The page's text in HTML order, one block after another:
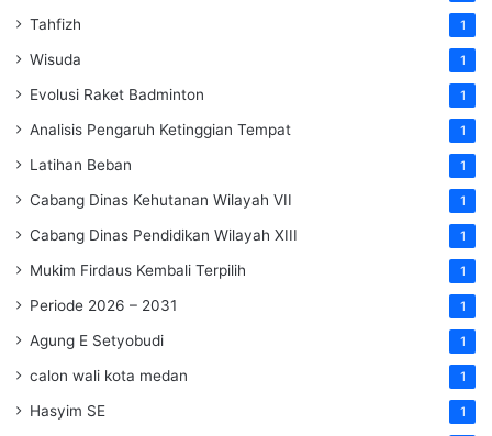
Tahfizh 1
Wisuda 1
Evolusi Raket Badminton 1
Analisis Pengaruh Ketinggian Tempat 1
Latihan Beban 1
Cabang Dinas Kehutanan Wilayah VII 1
Cabang Dinas Pendidikan Wilayah XIII 1
Mukim Firdaus Kembali Terpilih 1
Periode 2026 – 2031 1
Agung E Setyobudi 1
calon wali kota medan 1
Hasyim SE 1